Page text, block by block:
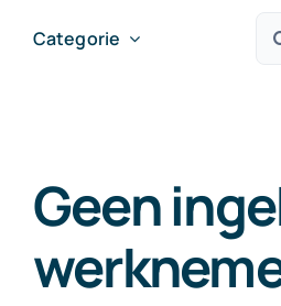
Exact
Categorie
Geen